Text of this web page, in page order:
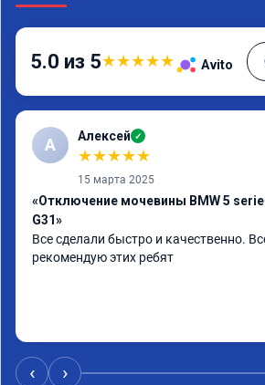
5.0 из 5★★★★★ Avito
А Алексей ✓
★★★★★
15 марта 2025
«Отключение мочевины BMW 5
G31»
Все сделали быстро и качественно.
рекомендую этих ребят
‹ ›